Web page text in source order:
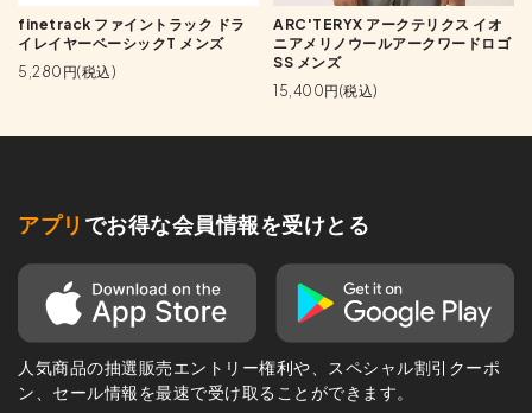
finetrack ファイントラック ドラ
イレイヤーベーシックT メンズ
5,280円(税込)
ARC'TERYX アークテリクス イオ
ニアメリノウールアークワードロゴ
SS メンズ
15,400円(税込)
アプリ でお得な会員情報を受けとる
人気商品の抽選販売エントリー権利や、スペシャル割引クーポ
ン、セール情報を最速で受け取ることができます。